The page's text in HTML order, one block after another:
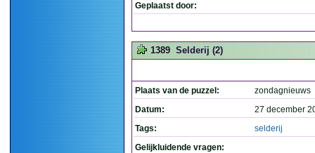
Geplaatst door:
1389 Selderij (2)
Plaats van de puzzel:
zondagnieuws
Datum:
27 december
Tags:
selderij
Gelijkluidende vragen: